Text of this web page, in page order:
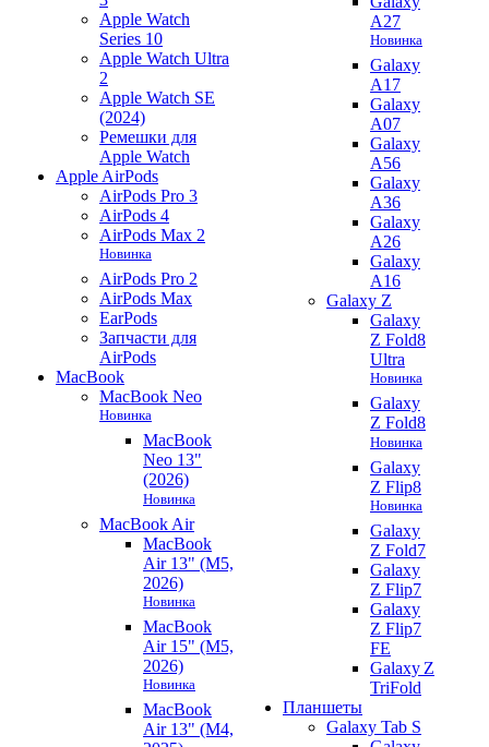
Apple Watch
Series 10
Apple Watch Ultra
2
Apple Watch SE
(2024)
Ремешки для
Apple Watch
Apple AirPods
AirPods Pro 3
AirPods 4
AirPods Max 2
Новинка
AirPods Pro 2
AirPods Max
EarPods
Запчасти для
AirPods
MacBook
MacBook Neo
Новинка
MacBook
Neo 13"
(2026)
Новинка
MacBook Air
MacBook
Air 13" (M5,
2026)
Новинка
MacBook
Air 15" (M5,
2026)
Новинка
MacBook
Air 13" (M4,
A27
Новинка
Galaxy
A17
Galaxy
A07
Galaxy
A56
Galaxy
A36
Galaxy
A26
Galaxy
A16
Galaxy Z
Galaxy
Z Fold8
Ultra
Новинка
Galaxy
Z Fold8
Новинка
Galaxy
Z Flip8
Новинка
Galaxy
Z Fold7
Galaxy
Z Flip7
Galaxy
Z Flip7
FE
Galaxy Z
TriFold
Планшеты
Galaxy Tab S